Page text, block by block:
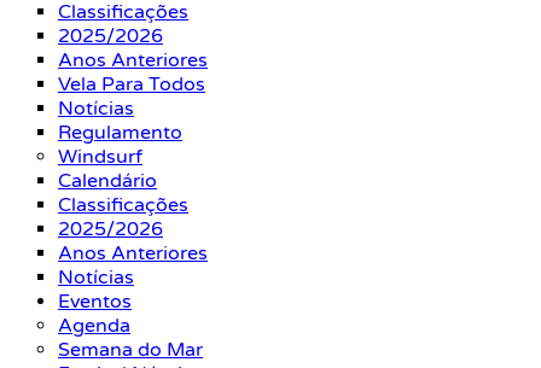
Classificações
2025/2026
Anos Anteriores
Vela Para Todos
Notícias
Regulamento
Windsurf
Calendário
Classificações
2025/2026
Anos Anteriores
Notícias
Eventos
Agenda
Semana do Mar